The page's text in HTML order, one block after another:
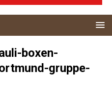
boxen-
gruppe-